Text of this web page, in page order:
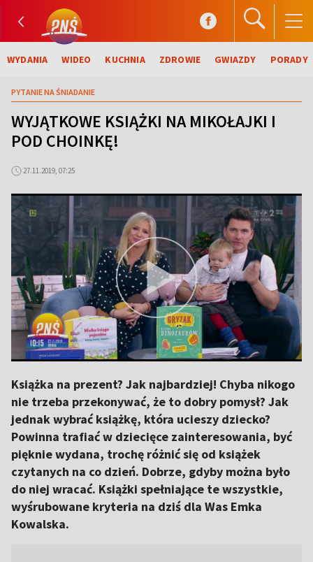
WYDANIA WIDEO KUCHNIA ZDROWIE GWIAZDY PORADY
PYTANIE NA ŚNIADANIE
WYJĄTKOWE KSIĄŻKI NA MIKOŁAJKI I
POD CHOINKĘ!
27.11.2019, 07:25
Książka na prezent? Jak najbardziej! Chyba nikogo
nie trzeba przekonywać, że to dobry pomysł? Jak
jednak wybrać książkę, która ucieszy dziecko?
Powinna trafiać w dziecięce zainteresowania, być
pięknie wydana, trochę różnić się od książek
czytanych na co dzień. Dobrze, gdyby można było
do niej wracać. Książki spełniające te wszystkie,
wyśrubowane kryteria na dziś dla Was Emka
Kowalska.